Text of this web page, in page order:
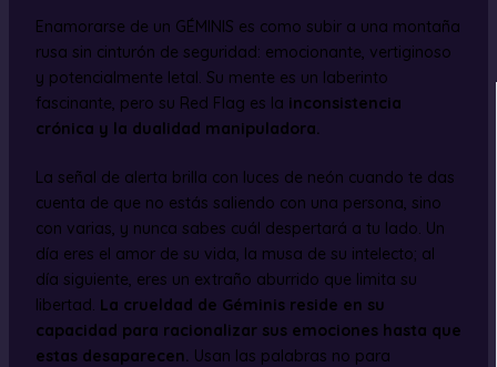
Enamorarse de un GÉMINIS es como subir a una montaña
rusa sin cinturón de seguridad: emocionante, vertiginoso
y potencialmente letal. Su mente es un laberinto
fascinante, pero su Red Flag es la inconsistencia
crónica y la dualidad manipuladora.
La señal de alerta brilla con luces de neón cuando te das
cuenta de que no estás saliendo con una persona, sino
con varias, y nunca sabes cuál despertará a tu lado. Un
día eres el amor de su vida, la musa de su intelecto; al
día siguiente, eres un extraño aburrido que limita su
libertad. La crueldad de Géminis reside en su
capacidad para racionalizar sus emociones hasta que
estas desaparecen. Usan las palabras no para